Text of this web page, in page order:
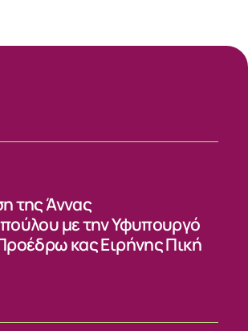
της Άννας
με την Υφυπουργό
κας Ειρήνης Πική